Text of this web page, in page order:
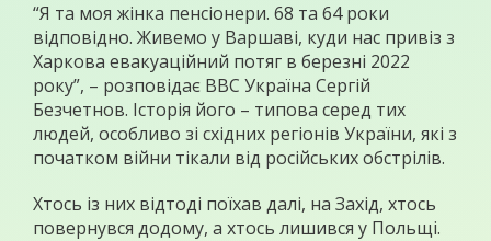
“Я та моя жінка пенсіонери. 68 та 64 роки
відповідно. Живемо у Варшаві, куди нас привіз з
Харкова евакуаційний потяг в березні 2022
року”, – розповідає ВВС Україна Сергій
Безчетнов. Історія його – типова серед тих
людей, особливо зі східних регіонів України, які з
початком війни тікали від російських обстрілів.
Хтось із них відтоді поїхав далі, на Захід, хтось
повернувся додому, а хтось лишився у Польщі.